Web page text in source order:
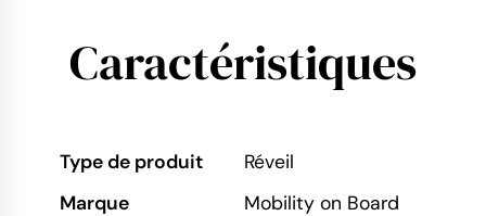
Caractéristiques
Type de produit
Réveil
Marque
Mobility on Board